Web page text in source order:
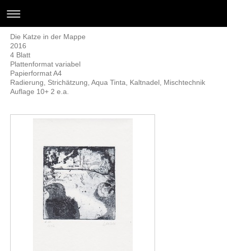
Die Katze in der Mappe
2016
4 Blatt
Plattenformat variabel
Papierformat A4
Radierung, Strichätzung, Aqua Tinta, Kaltnadel, Mischtechnik
Auflage 10+ 2 e.a.